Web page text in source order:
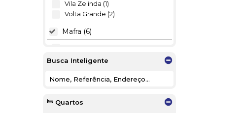
Vila Zelinda (1)
Volta Grande (2)
Mafra (6)
Centro (1)
Espigão do Bugre (1)
Restinga (1)
Busca Inteligente
Quartos